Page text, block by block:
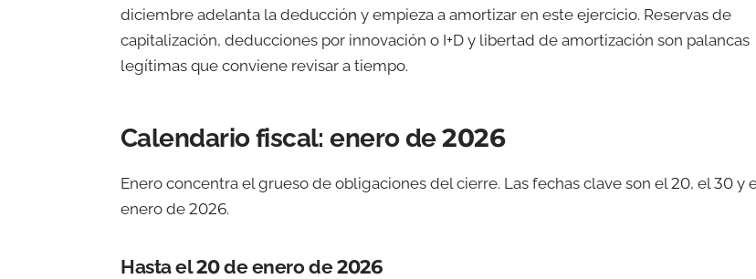
diciembre adelanta la deducción y empieza a amortizar en este ejercicio. Reservas de
capitalización, deducciones por innovación o I+D y libertad de amortización son palancas
legítimas que conviene revisar a tiempo.
Calendario fiscal: enero de 2026
Enero concentra el grueso de obligaciones del cierre. Las fechas clave son el 20, el 30 y
enero de 2026.
Hasta el 20 de enero de 2026